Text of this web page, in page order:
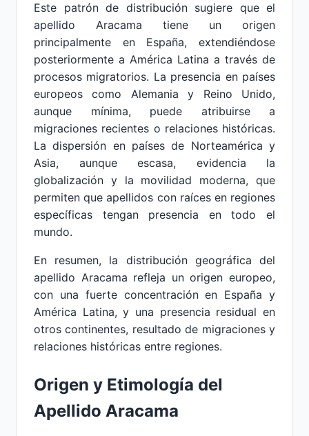
Este patrón de distribución sugiere que el
apellido Aracama tiene un origen
principalmente en España, extendiéndose
posteriormente a América Latina a través de
procesos migratorios. La presencia en países
europeos como Alemania y Reino Unido,
aunque mínima, puede atribuirse a
migraciones recientes o relaciones históricas.
La dispersión en países de Norteamérica y
Asia, aunque escasa, evidencia la
globalización y la movilidad moderna, que
permiten que apellidos con raíces en regiones
específicas tengan presencia en todo el
mundo.
En resumen, la distribución geográfica del
apellido Aracama refleja un origen europeo,
con una fuerte concentración en España y
América Latina, y una presencia residual en
otros continentes, resultado de migraciones y
relaciones históricas entre regiones.
Origen y Etimología del
Apellido Aracama